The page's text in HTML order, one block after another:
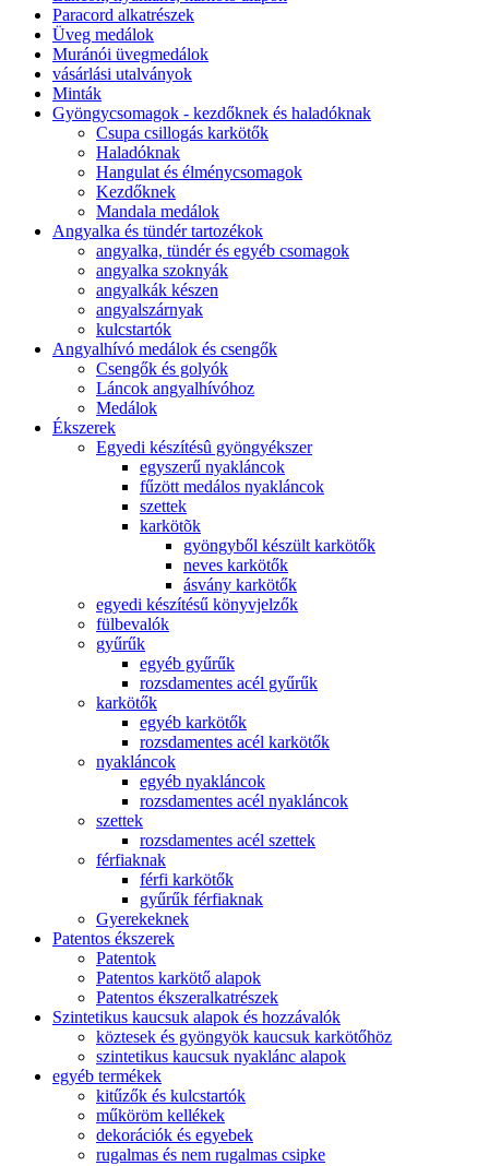
Paracord alkatrészek
Üveg medálok
Muránói üvegmedálok
vásárlási utalványok
Minták
Gyöngycsomagok - kezdőknek és haladóknak
Csupa csillogás karkötők
Haladóknak
Hangulat és élménycsomagok
Kezdőknek
Mandala medálok
Angyalka és tündér tartozékok
angyalka, tündér és egyéb csomagok
angyalka szoknyák
angyalkák készen
angyalszárnyak
kulcstartók
Angyalhívó medálok és csengők
Csengők és golyók
Láncok angyalhívóhoz
Medálok
Ékszerek
Egyedi készítésû gyöngyékszer
egyszerű nyakláncok
fűzött medálos nyakláncok
szettek
karkötõk
gyöngyből készült karkötők
neves karkötők
ásvány karkötők
egyedi készítésű könyvjelzők
fülbevalók
gyűrűk
egyéb gyűrűk
rozsdamentes acél gyűrűk
karkötők
egyéb karkötők
rozsdamentes acél karkötők
nyakláncok
egyéb nyakláncok
rozsdamentes acél nyakláncok
szettek
rozsdamentes acél szettek
férfiaknak
férfi karkötők
gyűrűk férfiaknak
Gyerekeknek
Patentos ékszerek
Patentok
Patentos karkötő alapok
Patentos ékszeralkatrészek
Szintetikus kaucsuk alapok és hozzávalók
köztesek és gyöngyök kaucsuk karkötőhöz
szintetikus kaucsuk nyaklánc alapok
egyéb termékek
kitűzők és kulcstartók
műköröm kellékek
dekorációk és egyebek
rugalmas és nem rugalmas csipke